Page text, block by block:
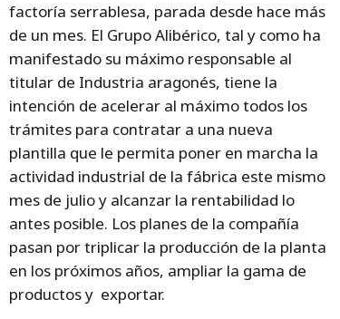
factoría serrablesa, parada desde hace más
de un mes. El Grupo Alibérico, tal y como ha
manifestado su máximo responsable al
titular de Industria aragonés, tiene la
intención de acelerar al máximo todos los
trámites para contratar a una nueva
plantilla que le permita poner en marcha la
actividad industrial de la fábrica este mismo
mes de julio y alcanzar la rentabilidad lo
antes posible. Los planes de la compañía
pasan por triplicar la producción de la planta
en los próximos años, ampliar la gama de
productos y exportar.